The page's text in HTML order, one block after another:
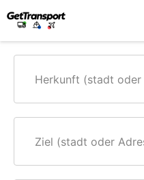
Herkunft (stadt oder
Ziel (stadt oder